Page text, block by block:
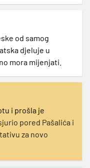
od samog
djeluje u
mora mijenjati.
i prošla je
pored Pašalića i
za novo